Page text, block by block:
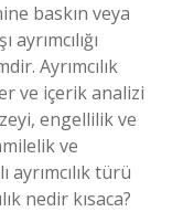
baskın veya
Ayrımcılık
ve içerik analizi
engellilik ve
ve
ayrımcılık türü
nedir kısaca?